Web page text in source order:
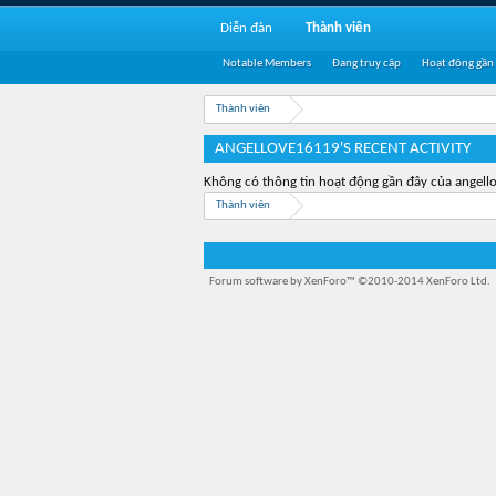
Thành viên
ANGELLOVE16119'S RECENT ACTIVITY
Không có thông tin hoạt động gần đây của
Thành viên
Diễn đàn Thành viên
Notable Members Đang truy cập Hoạt động gần
Forum software by XenForo™ ©2010-2014 XenForo Ltd.